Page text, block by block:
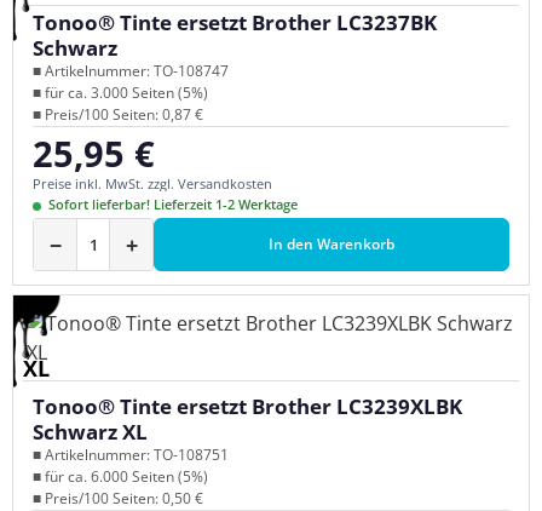
Tonoo® Tinte ersetzt Brother LC3237BK
Schwarz
■ Artikelnummer: TO-108747
■ für ca. 3.000 Seiten (5%)
■ Preis/100 Seiten: 0,87 €
Regulärer Preis:
25,95 €
Preise inkl. MwSt. zzgl. Versandkosten
Sofort lieferbar! Lieferzeit 1-2 Werktage
− + In den Warenkorb
XL
Tonoo® Tinte ersetzt Brother LC3239XLBK
Schwarz XL
■ Artikelnummer: TO-108751
■ für ca. 6.000 Seiten (5%)
■ Preis/100 Seiten: 0,50 €